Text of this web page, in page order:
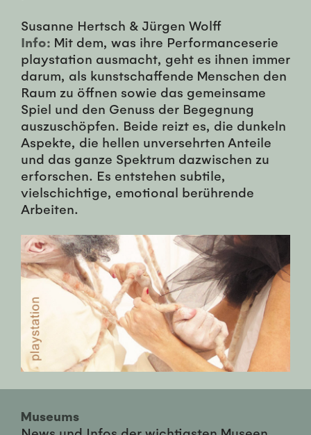
Susanne Hertsch & Jürgen Wolff
Info: Mit dem, was ihre Performanceserie
playstation ausmacht, geht es ihnen immer
darum, als kunstschaffende Menschen den
Raum zu öffnen sowie das gemeinsame
Spiel und den Genuss der Begegnung
auszuschöpfen. Beide reizt es, die dunkeln
Aspekte, die hellen unversehrten Anteile
und das ganze Spektrum dazwischen zu
erforschen. Es entstehen subtile,
vielschichtige, emotional berührende
Arbeiten.
Museums